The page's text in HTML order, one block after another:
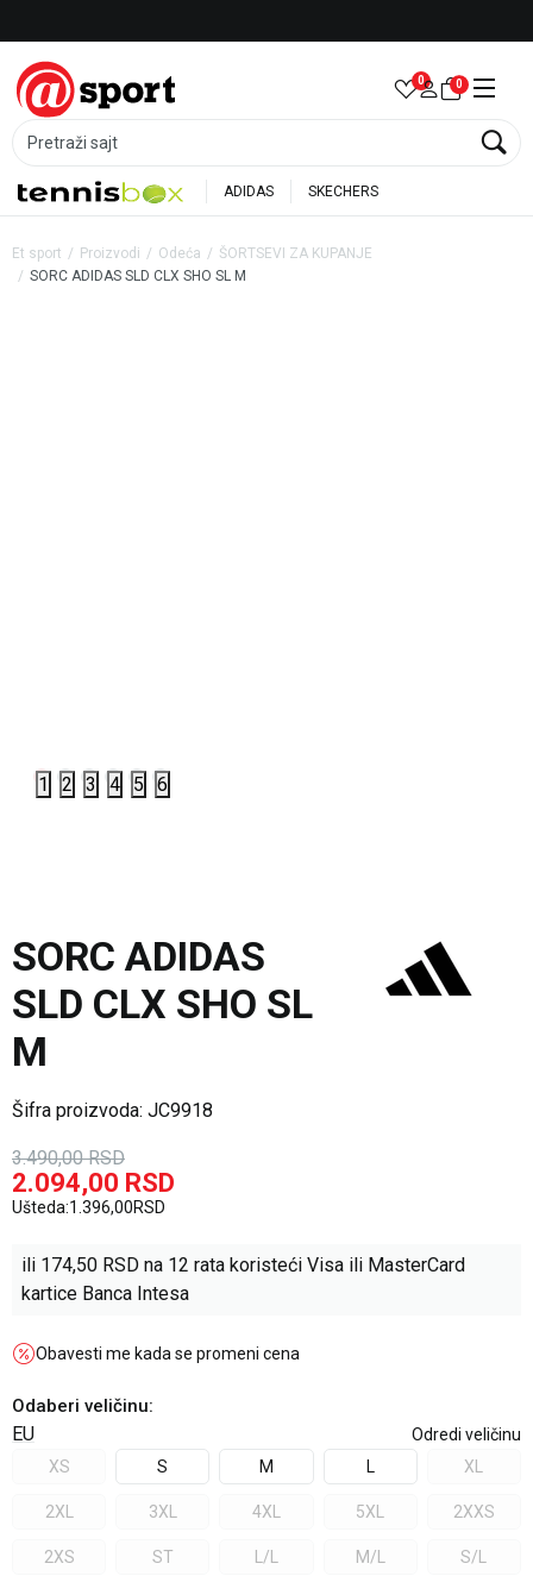
Pretraži sajt
0 0
ADIDAS SKECHERS
Et sport Proizvodi Odeća
ŠORTSEVI ZA KUPANJE
SORC ADIDAS SLD CLX SHO SL M
1 2 3 4 5 6
SORC ADIDAS
SLD CLX SHO SL
M
Šifra proizvoda: JC9918
3.490,00 RSD
2.094,00 RSD
Ušteda:1.396,00RSD
ili 174,50 RSD na 12 rata koristeći Visa ili MasterCard
kartice Banca Intesa
Obavesti me kada se promeni cena
Odaberi veličinu:
EU
Odredi veličinu
XS
S M L XL
2XL 3XL 4XL 5XL 2XXS
2XS ST L/L M/L S/L